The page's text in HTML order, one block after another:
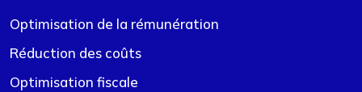
Optimisation de la rémunération
Réduction des coûts
Optimisation fiscale